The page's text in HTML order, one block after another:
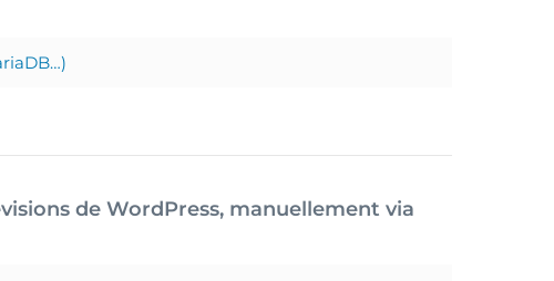
de WordPress, manuellement via